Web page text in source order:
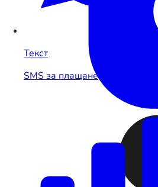
Текст
SMS за плащане